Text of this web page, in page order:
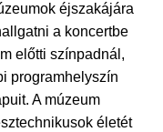
éjszakájára
a koncertbe
előtti színpadnál,
programhelyszín
A múzeum
életét